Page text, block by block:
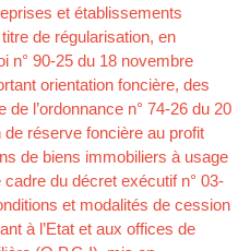
et établissements
de régularisation, en
n° 90-25 du 18 novembre
orientation foncière, des
l’ordonnance n° 74-26 du 20
réserve foncière au profit
de biens immobiliers à usage
cadre du décret exécutif n° 03-
et modalités de cession
à l’Etat et aux offices de